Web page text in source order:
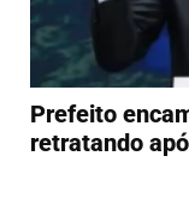
Prefeito
retratando